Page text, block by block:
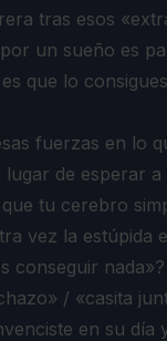
tras esos
un sueño es
que lo consigues
fuerzas en lo
de esperar
tu cerebro
vez la estúpida
conseguir nada»?
/ «casita
en su día